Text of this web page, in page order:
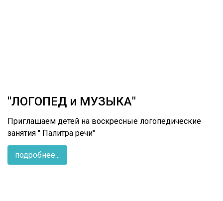
"ЛОГОПЕД и МУЗЫКА"
Приглашаем детей на воскресные логопедические
занятия " Палитра речи"
подробнее...